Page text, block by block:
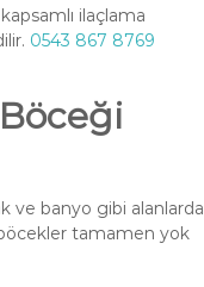
ilaçlama
0543 867 8769
ve banyo gibi alanlarda
tamamen yok